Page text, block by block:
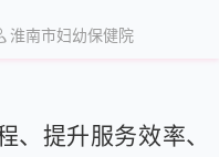
淮南市妇幼保健院
、提升服务效率、